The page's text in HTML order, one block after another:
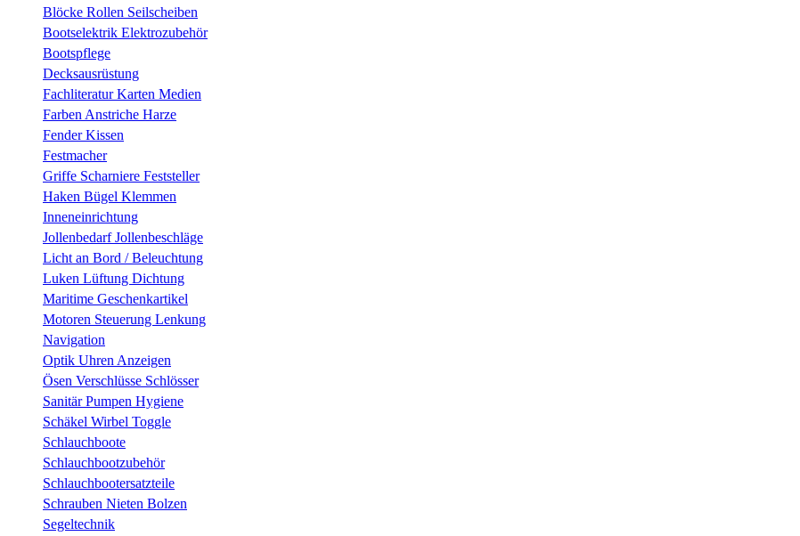
Blöcke Rollen Seilscheiben
Bootselektrik Elektrozubehör
Bootspflege
Decksausrüstung
Fachliteratur Karten Medien
Farben Anstriche Harze
Fender Kissen
Festmacher
Griffe Scharniere Feststeller
Haken Bügel Klemmen
Inneneinrichtung
Jollenbedarf Jollenbeschläge
Licht an Bord / Beleuchtung
Luken Lüftung Dichtung
Maritime Geschenkartikel
Motoren Steuerung Lenkung
Navigation
Optik Uhren Anzeigen
Ösen Verschlüsse Schlösser
Sanitär Pumpen Hygiene
Schäkel Wirbel Toggle
Schlauchboote
Schlauchbootzubehör
Schlauchbootersatzteile
Schrauben Nieten Bolzen
Segeltechnik